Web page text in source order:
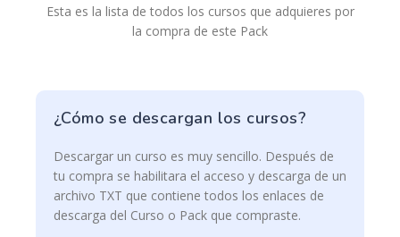
Esta es la lista de todos los cursos que adquieres por
la compra de este Pack
¿Cómo se descargan los cursos?
Descargar un curso es muy sencillo. Después de
tu compra se habilitara el acceso y descarga de un
archivo TXT que contiene todos los enlaces de
descarga del Curso o Pack que compraste.